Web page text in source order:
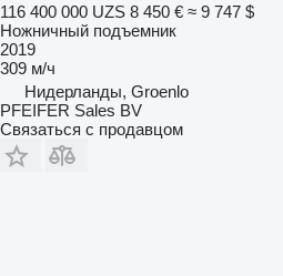
116 400 000 UZS 8 450 € ≈ 9 747 $
Ножничный подъемник
2019
309 м/ч
Нидерланды, Groenlo
PFEIFER Sales BV
Связаться с продавцом